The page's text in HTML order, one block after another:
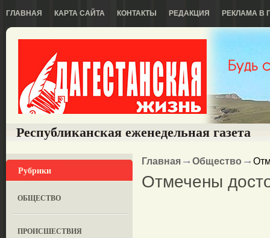
ГЛАВНАЯ КАРТА САЙТА КОНТАКТЫ РЕДАКЦИЯ РЕКЛАМА В
Республиканская еженедельная газета
Рубрики
ОБЩЕСТВО
ПРОИСШЕСТВИЯ
Главная Общество
Отмечены